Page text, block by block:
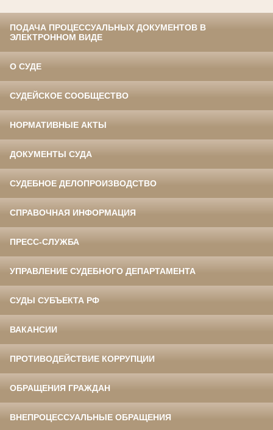
ПОДАЧА ПРОЦЕССУАЛЬНЫХ ДОКУМЕНТОВ В
ЭЛЕКТРОННОМ ВИДЕ
О СУДЕ
СУДЕЙСКОЕ СООБЩЕСТВО
НОРМАТИВНЫЕ АКТЫ
ДОКУМЕНТЫ СУДА
СУДЕБНОЕ ДЕЛОПРОИЗВОДСТВО
СПРАВОЧНАЯ ИНФОРМАЦИЯ
ПРЕСС-СЛУЖБА
УПРАВЛЕНИЕ СУДЕБНОГО ДЕПАРТАМЕНТА
СУДЫ СУБЪЕКТА РФ
ВАКАНСИИ
ПРОТИВОДЕЙСТВИЕ КОРРУПЦИИ
ОБРАЩЕНИЯ ГРАЖДАН
ВНЕПРОЦЕССУАЛЬНЫЕ ОБРАЩЕНИЯ